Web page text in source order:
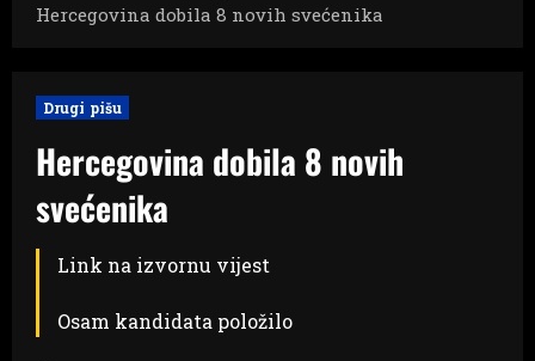
Hercegovina dobila 8 novih svećenika
Drugi pišu
Hercegovina dobila 8 novih
svećenika
Link na izvornu vijest
Osam kandidata položilo